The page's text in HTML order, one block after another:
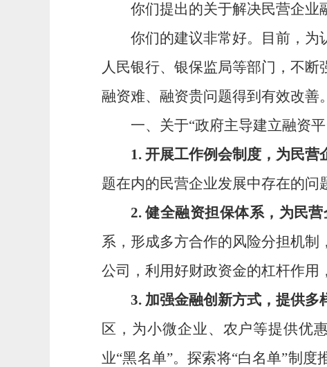
你们提出的关于解决民营企业
你们的建议非常好。目前，为
人民银行、银保监局等部门，不
融资难、融资贵问题得到有效改善。
一、关于“政府主导建立融资
1. 开展工作例会制度，为民营
题在内的民营企业发展中存在的问
2.健全融资担保体系，为民
系，形成多方合作的风险分担机
公司，利用好财政资金的杠杆作用
3. 加强金融创新方式，提供多
区，为小微企业、农户等提供优
业“黑名单”。探索将“白名单”制